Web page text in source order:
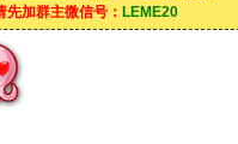
先加群主微信号： LEME20